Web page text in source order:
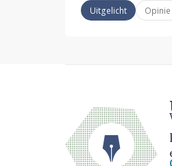
Uitgelicht Opinie